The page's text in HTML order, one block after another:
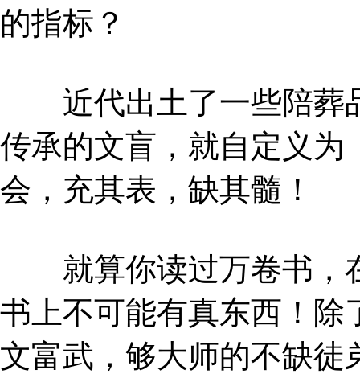
的指标？
近代出土了一些陪葬
传承的文盲，就自定义为
会，充其表，缺其髓！
就算你读过万卷书，
书上不可能有真东西！除
文富武，够大师的不缺徒